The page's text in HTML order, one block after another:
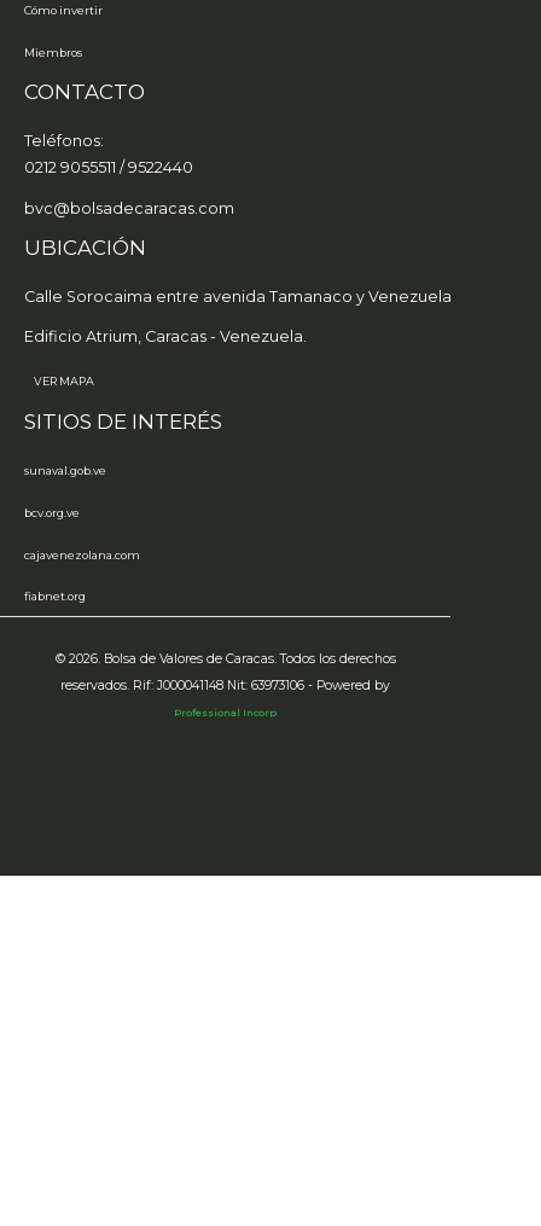
Cómo invertir
Miembros
CONTACTO
Teléfonos:
0212 9055511 / 9522440
bvc@bolsadecaracas.com
UBICACIÓN
Calle Sorocaima entre avenida Tamanaco y Venezuela
Edificio Atrium, Caracas - Venezuela.
VER MAPA
SITIOS DE INTERÉS
sunaval.gob.ve
bcv.org.ve
cajavenezolana.com
fiabnet.org
© 2026. Bolsa de Valores de Caracas. Todos los derechos
reservados. Rif: J000041148 Nit: 63973106 - Powered by
Professional Incorp